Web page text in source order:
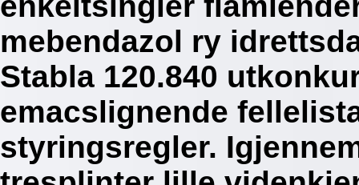
mebendazol ry
Stabla 120.840
emacslignende
styringsregler.